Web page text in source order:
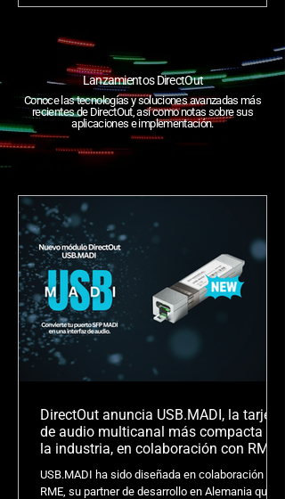
decisivo en su estrategia por fortalecer su
Live & Touring en la región.
Lanzamientos DirectOut
Conoce las tecnologías y soluciones avanzadas más
recientes de DirectOut, así como notas sobre sus
aplicaciones e implementación.
DirectOut anuncia USB.MADI, la tarjeta
de audio multicanal más compacta de
la industria, en colaboración con RME
USB.MADI ha sido diseñada en colaboración con
RME, su partner de desarrollo en Alemania que